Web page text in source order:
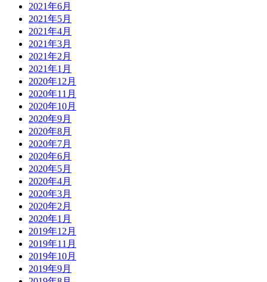
2021年6月
2021年5月
2021年4月
2021年3月
2021年2月
2021年1月
2020年12月
2020年11月
2020年10月
2020年9月
2020年8月
2020年7月
2020年6月
2020年5月
2020年4月
2020年3月
2020年2月
2020年1月
2019年12月
2019年11月
2019年10月
2019年9月